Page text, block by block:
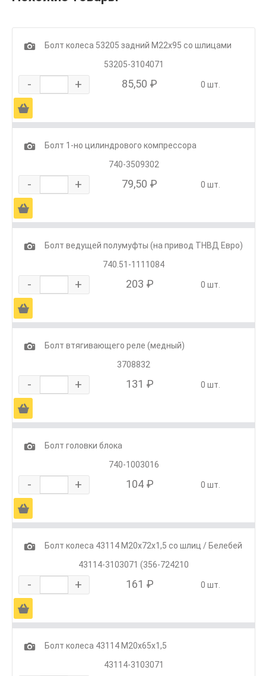
1
Болт колеса 53205 задний М22х95 со шлицами
53205-3104071
- + 85,50 ₽ 0 шт.
Ä
1
Болт 1-но цилиндрового компрессора
740-3509302
- + 79,50 ₽ 0 шт.
Ä
1
Болт ведущей полумуфты (на привод ТНВД Евро)
740.51-1111084
- + 203 ₽ 0 шт.
Ä
1
Болт втягивающего реле (медный)
3708832
- + 131 ₽ 0 шт.
Ä
1
Болт головки блока
740-1003016
- + 104 ₽ 0 шт.
Ä
1
Болт колеса 43114 М20х72х1,5 со шлиц / Белебей
43114-3103071 (356-724210
- + 161 ₽ 0 шт.
Ä
1
Болт колеса 43114 М20х65х1,5
43114-3103071